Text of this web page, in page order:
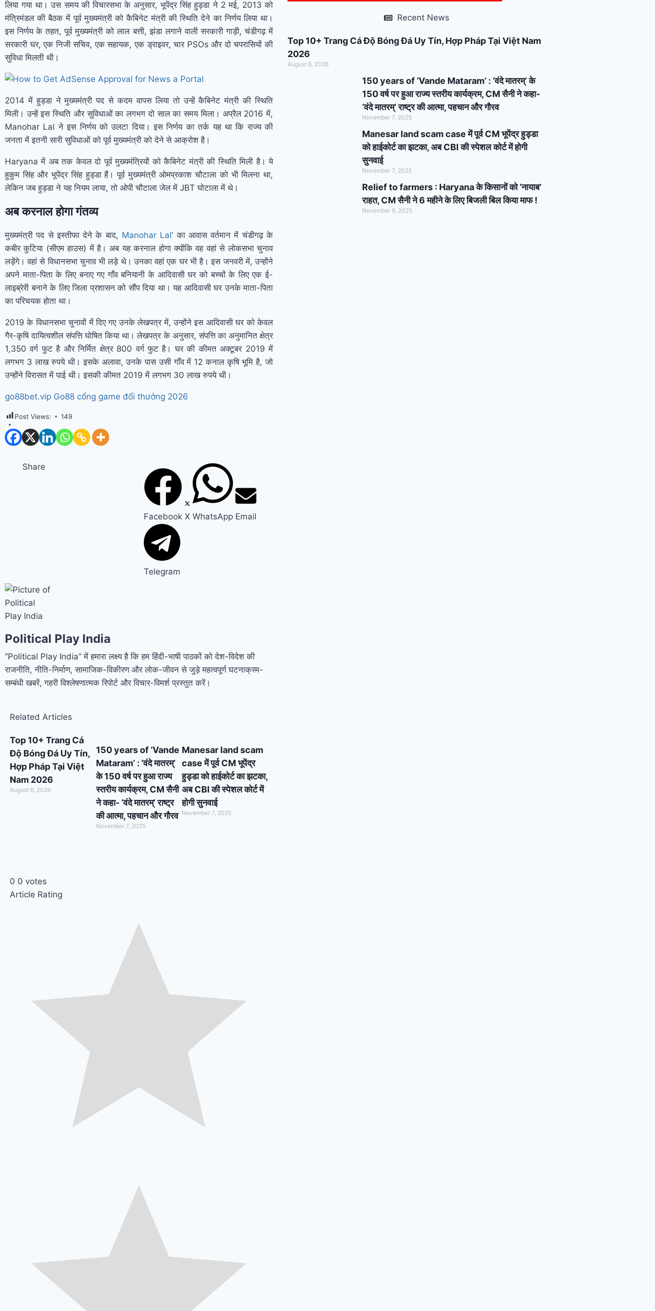
support : मोदी का यह
कार्ड दिलाएगा बुजुर्गों को
सम्मान और सहारा ! PM
Modi’s Haryana visit
हरियाणा दौरे पर आएंगे पीएम
मोदी, इन कार्यक्रमों में होंगे
लिया गया था। उस समय की विचारसभा के अनुसार, भूपेंद्र सिंह हुड्डा ने 2 मई, 2013 को
मंत्रिमंडल की बैठक में पूर्व मुख्यमंत्री को कैबिनेट मंत्री की स्थिति देने का निर्णय लिया था।
इस निर्णय के तहत, पूर्व मुख्यमंत्री को लाल बत्ती, झंडा लगाने वाली सरकारी गाड़ी, चंडीगढ़ में
सरकारी घर, एक निजी सचिव, एक सहायक, एक ड्राइवर, चार PSOs और दो चपरासियों की
सुविधा मिलती थी।
2014 में हुड्डा ने मुख्यमंत्री पद से कदम वापस लिया तो उन्हें कैबिनेट मंत्री की स्थिति
मिली। उन्हें इस स्थिति और सुविधाओं का लगभग दो साल का समय मिला। अप्रैल 2016 में,
Manohar Lal ने इस निर्णय को उलटा दिया। इस निर्णय का तर्क यह था कि राज्य की
जनता में इतनी सारी सुविधाओं को पूर्व मुख्यमंत्री को देने से आक्रोश है।
Haryana में अब तक केवल दो पूर्व मुख्यमंत्रियों को कैबिनेट मंत्री की स्थिति मिली है। ये
हुकुम सिंह और भूपेंद्र सिंह हुड्डा हैं। पूर्व मुख्यमंत्री ओमप्रकाश चौटाला को भी मिलना था,
लेकिन जब हुड्डा ने यह नियम लाया, तो ओपी चौटाला जेल में JBT घोटाला में थे।
अब करनाल होगा गंतव्य
मुख्यमंत्री पद से इस्तीफा देने के बाद, Manohar Lal‘ का आवास वर्तमान में चंडीगढ़ के
कबीर कुटिया (सीएम हाउस) में है। अब यह करनाल होगा क्योंकि वह वहां से लोकसभा चुनाव
लड़ेंगे। वहां से विधानसभा चुनाव भी लड़े थे। उनका वहां एक घर भी है। इस जनवरी में, उन्होंने
अपने माता-पिता के लिए बनाए गए गाँव बनियानी के आदिवासी घर को बच्चों के लिए एक ई-
लाइब्रेरी बनाने के लिए जिला प्रशासन को सौंप दिया था। यह आदिवासी घर उनके माता-पिता
का परिचयक होता था।
2019 के विधानसभा चुनावों में दिए गए उनके लेखपत्र में, उन्होंने इस आदिवासी घर को केवल
गैर-कृषि दायित्वशील संपत्ति घोषित किया था। लेखपत्र के अनुसार, संपत्ति का अनुमानित क्षेत्र
1,350 वर्ग फुट है और निर्मित क्षेत्र 800 वर्ग फुट है। घर की कीमत अक्टूबर 2019 में
लगभग 3 लाख रुपये थी। इसके अलावा, उनके पास उसी गाँव में 12 कनाल कृषि भूमि है, जो
उन्होंने विरासत में पाई थी। इसकी कीमत 2019 में लगभग 30 लाख रुपये थी।
go88bet.vip Go88 cổng game đổi thưởng 2026
Post Views: 149
Share
Facebook X WhatsApp Email
Telegram
Political Play India
“Political Play India” में हमारा लक्ष्य है कि हम हिंदी-भाषी पाठकों को देश-विदेश की
राजनीति, नीति-निर्माण, सामाजिक-विकीरण और लोक-जीवन से जुड़े महत्वपूर्ण घटनाक्रम-
सम्बंधी खबरें, गहरी विश्लेषणात्मक रिपोर्ट और विचार-विमर्श प्रस्तुत करें।
Related Articles
Top 10+ Trang Cá
Độ Bóng Đá Uy Tín,
Hợp Pháp Tại Việt
Nam 2026
August 6, 2026
150 years of ‘Vande
Mataram’ : ‘वंदे मातरम्’
के 150 वर्ष पर हुआ राज्य
स्तरीय कार्यक्रम, CM सैनी
ने कहा- ‘वंदे मातरम्’ राष्ट्र
की आत्मा, पहचान और गौरव
November 7, 2025
Manesar land scam
case में पूर्व CM भूपेंद्र
हुड्डा को हाईकोर्ट का झटका,
अब CBI की स्पेशल कोर्ट में
होगी सुनवाई
November 7, 2025
0 0 votes
Article Rating
Recent News
Top 10+ Trang Cá Độ Bóng Đá Uy Tín, Hợp Pháp Tại Việt Nam
2026
August 6, 2026
150 years of ‘Vande Mataram’ : ‘वंदे मातरम्’ के
150 वर्ष पर हुआ राज्य स्तरीय कार्यक्रम, CM सैनी ने कहा-
‘वंदे मातरम्’ राष्ट्र की आत्मा, पहचान और गौरव
November 7, 2025
Manesar land scam case में पूर्व CM भूपेंद्र हुड्डा
को हाईकोर्ट का झटका, अब CBI की स्पेशल कोर्ट में होगी
सुनवाई
November 7, 2025
Relief to farmers : Haryana के किसानों को ‘नायाब’
राहत, CM सैनी ने 6 महीने के लिए बिजली बिल किया माफ !
November 6, 2025